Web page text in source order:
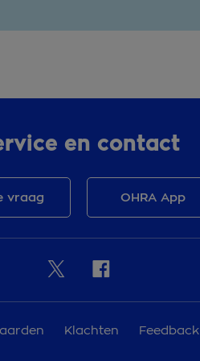
en contact
vraag OHRA App
Klachten Feedback